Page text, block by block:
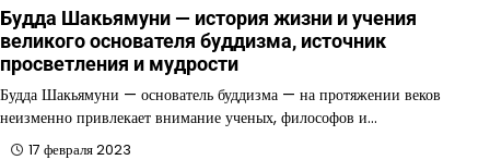
Будда Шакьямуни — история жизни и учения
великого основателя буддизма, источник
просветления и мудрости
Будда Шакьямуни — основатель буддизма — на протяжении веков
неизменно привлекает внимание ученых, философов и…
17 февраля 2023